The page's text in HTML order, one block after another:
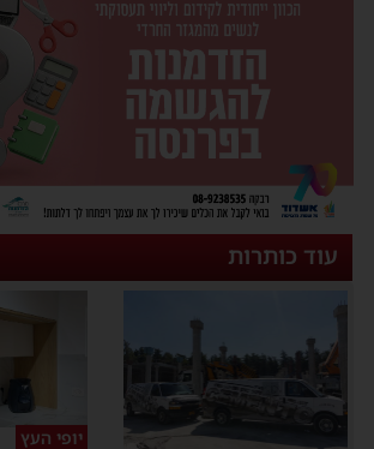
עוד כותרות
יופי העץ